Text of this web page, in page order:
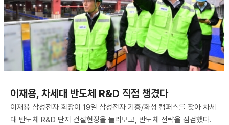
이재용, 차세대 반도체 R&D 직접 챙겼다
이재용 삼성전자 회장이 19일 삼성전자 기흥/화성 캠퍼스를 찾아 차세
대 반도체 R&D 단지 건설현장을 둘러보고, 반도체 전략을 점검했다.